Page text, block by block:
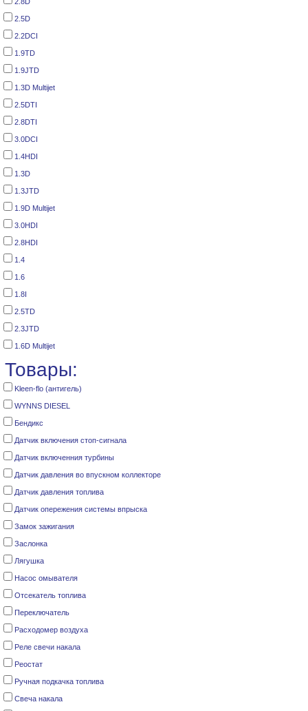
2.5D
2.2DCI
1.9TD
1.9JTD
1.3D Multijet
2.5DTI
2.8DTI
3.0DCI
1.4HDI
1.3D
1.3JTD
1.9D Multijet
3.0HDI
2.8HDI
1.4
1.6
1.8I
2.5TD
2.3JTD
1.6D Multijet
Товары:
Kleen-flo (антигель)
WYNNS DIESEL
Бендикс
Датчик включения стоп-сигнала
Датчик включенния турбины
Датчик давления во впускном коллекторе
Датчик давления топлива
Датчик опережения системы впрыска
Замок зажигания
Заслонка
Лягушка
Насос омывателя
Отсекатель топлива
Переключатель
Расходомер воздуха
Реле cвечи накала
Реостат
Ручная подкачка топлива
Свеча накала